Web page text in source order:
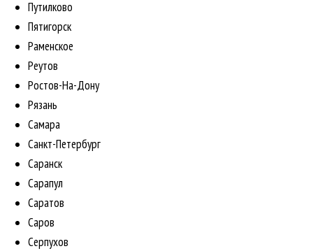
Путилково
Пятигорск
Раменское
Реутов
Ростов-На-Дону
Рязань
Самара
Санкт-Петербург
Саранск
Сарапул
Саратов
Саров
Серпухов